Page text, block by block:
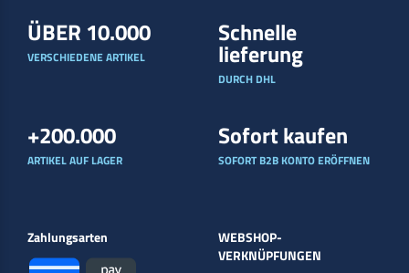
ÜBER 10.000
VERSCHIEDENE ARTIKEL
Schnelle
lieferung
DURCH DHL
+200.000
ARTIKEL AUF LAGER
Sofort kaufen
SOFORT B2B KONTO ERÖFFNEN
Zahlungsarten
WEBSHOP-
VERKNÜPFUNGEN